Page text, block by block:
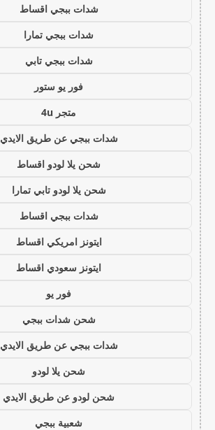
شدات ببجي اقساط
شدات ببجي تمارا
شدات ببجي تابي
فور يو ستور
متجر 4u
شدات ببجي عن طريق الايدي
شحن يلا لودو اقساط
شحن يلا لودو تابي تمارا
شدات ببجي اقساط
ايتونز امريكي اقساط
ايتونز سعودي اقساط
فور يو
شحن شدات ببجي
شدات ببجي عن طريق الايدي
شحن يلا لودو
شحن لودو عن طريق الايدي
شعبية ببجي